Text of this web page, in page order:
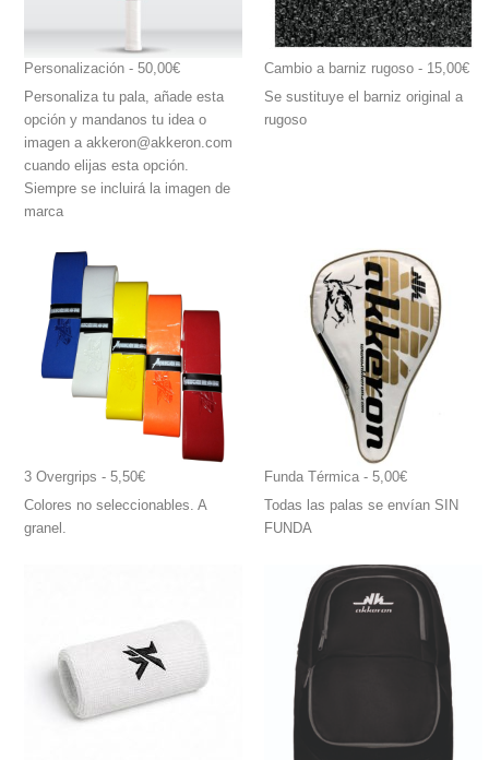
Personalización - 50,00€
Personaliza tu pala, añade esta
opción y mandanos tu idea o
imagen a akkeron@akkeron.com
cuando elijas esta opción.
Siempre se incluirá la imagen de
marca
Cambio a barniz rugoso - 15,00€
Se sustituye el barniz original a
rugoso
3 Overgrips - 5,50€
Colores no seleccionables. A
granel.
Funda Térmica - 5,00€
Todas las palas se envían SIN
FUNDA